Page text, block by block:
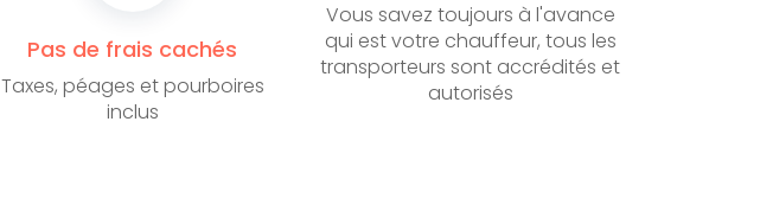
Pas de frais cachés
Taxes, péages et pourboires
inclus
Vous savez toujours à l'avance
qui est votre chauffeur, tous les
transporteurs sont accrédités et
autorisés